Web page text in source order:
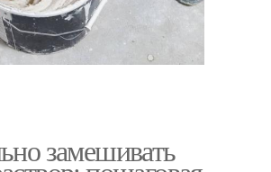
замешивать